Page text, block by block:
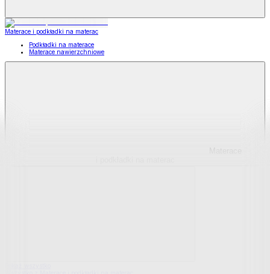
Materace i podkładki na materac
Podkładki na materace
Materace nawierzchniowe